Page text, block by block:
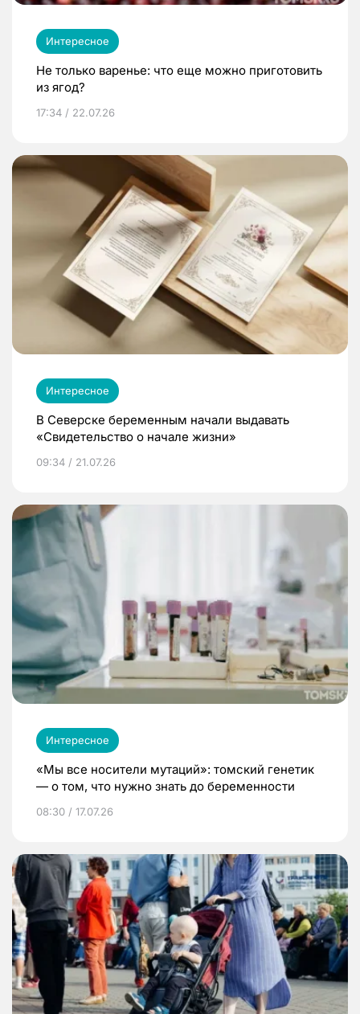
Интересное
Не только варенье: что еще можно приготовить
из ягод?
17:34 / 22.07.26
Интересное
В Северске беременным начали выдавать
«Свидетельство о начале жизни»
09:34 / 21.07.26
Интересное
«Мы все носители мутаций»: томский генетик
— о том, что нужно знать до беременности
08:30 / 17.07.26